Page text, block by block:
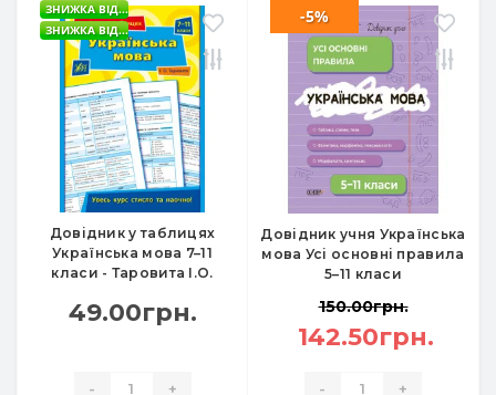
Довідник у таблицях
Українська мова 7–11
класи - Таровита І.О.
ЗНИЖКА ВІД...
ЗНИЖКА ВІД...
49.00грн.
- +
Довідник учня Українська
мова Усі основні правила
5–11 класи
-5%
150.00грн.
142.50грн.
- +